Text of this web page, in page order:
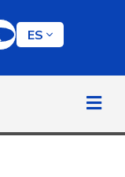
clave
ES